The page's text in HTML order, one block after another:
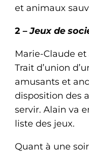
et animaux
2 –Jeux de
Marie-Claude
Trait d’union
amusants et
disposition des
servir. Alain va
liste des jeux.
Quant à une